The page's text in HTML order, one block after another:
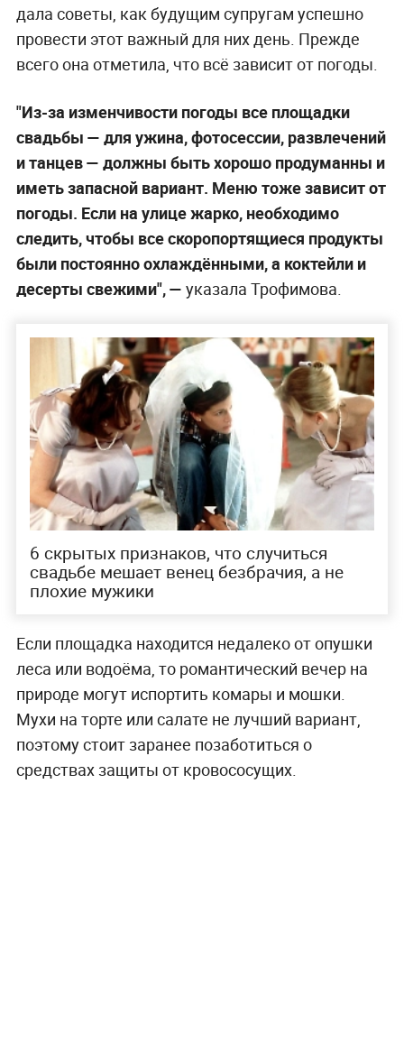
дала советы, как будущим супругам успешно
провести этот важный для них день. Прежде
всего она отметила, что всё зависит от погоды.
"Из-за изменчивости погоды все площадки
свадьбы — для ужина, фотосессии, развлечений
и танцев — должны быть хорошо продуманны и
иметь запасной вариант. Меню тоже зависит от
погоды. Если на улице жарко, необходимо
следить, чтобы все скоропортящиеся продукты
были постоянно охлаждёнными, а коктейли и
десерты свежими", — указала Трофимова.
6 скрытых признаков, что случиться
свадьбе мешает венец безбрачия, а не
плохие мужики
Если площадка находится недалеко от опушки
леса или водоёма, то романтический вечер на
природе могут испортить комары и мошки.
Мухи на торте или салате не лучший вариант,
поэтому стоит заранее позаботиться о
средствах защиты от кровососущих.